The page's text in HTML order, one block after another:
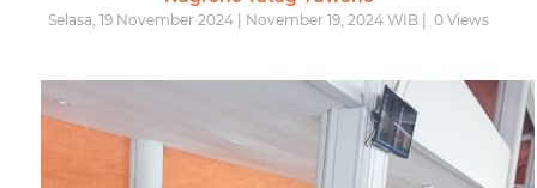
Selasa, 19 November 2024 | November 19, 2024 WIB | 0 Views